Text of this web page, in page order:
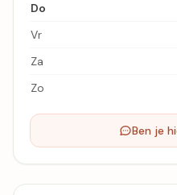
Do
Vr
Za
Zo
Ben je